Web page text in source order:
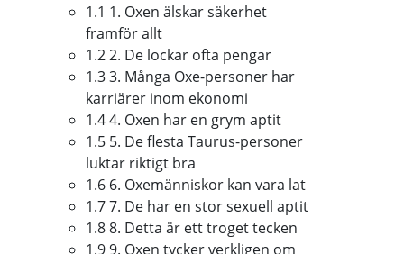
1.1 1. Oxen älskar säkerhet
framför allt
1.2 2. De lockar ofta pengar
1.3 3. Många Oxe-personer har
karriärer inom ekonomi
1.4 4. Oxen har en grym aptit
1.5 5. De flesta Taurus-personer
luktar riktigt bra
1.6 6. Oxemänniskor kan vara lat
1.7 7. De har en stor sexuell aptit
1.8 8. Detta är ett troget tecken
1.9 9. Oxen tycker verkligen om